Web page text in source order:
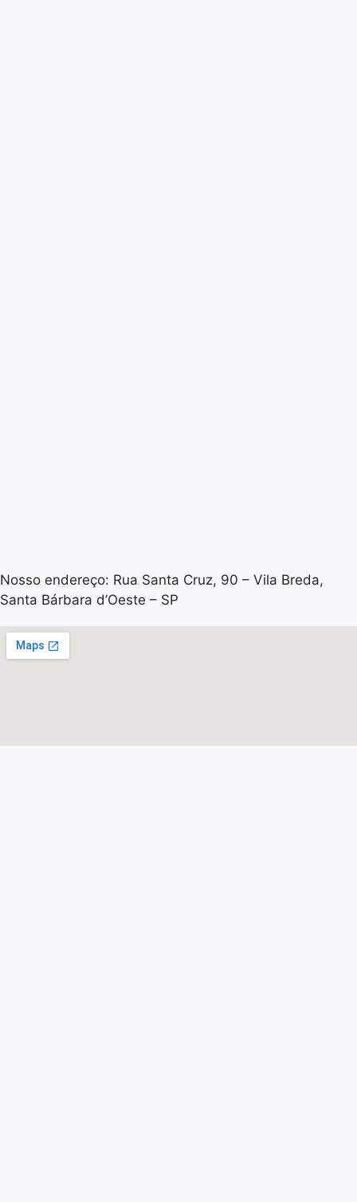
Nosso endereço: Rua Santa Cruz, 90 – Vila Breda,
Santa Bárbara d’Oeste – SP